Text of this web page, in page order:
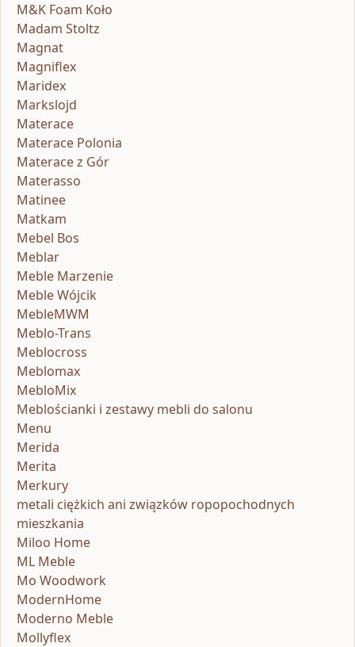
M&K Foam Koło
Madam Stoltz
Magnat
Magniflex
Maridex
Markslojd
Materace
Materace Polonia
Materace z Gór
Materasso
Matinee
Matkam
Mebel Bos
Meblar
Meble Marzenie
Meble Wójcik
MebleMWM
Meblo-Trans
Meblocross
Meblomax
MebloMix
Meblościanki i zestawy mebli do salonu
Menu
Merida
Merita
Merkury
metali ciężkich ani związków ropopochodnych
mieszkania
Miloo Home
ML Meble
Mo Woodwork
ModernHome
Moderno Meble
Mollyflex